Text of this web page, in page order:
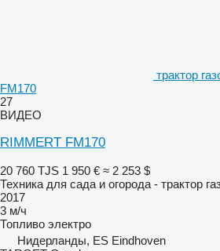
трактор
FM170
27
ВИДЕО
RIMMERT FM170
20 760 TJS 1 950 € ≈ 2 253 $
Техника для сада и огорода - трактор
2017
3 м/ч
Топливо электро
Нидерланды, ES Eindhoven